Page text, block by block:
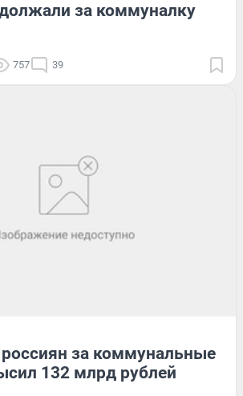
за коммуналку
757 39
за коммунальные
132 млрд рублей